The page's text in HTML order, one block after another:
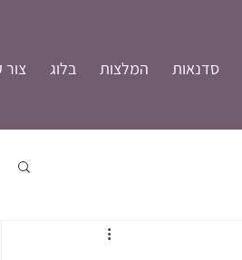
סדנאות המלצות בלוג